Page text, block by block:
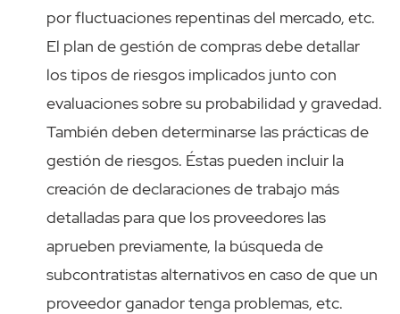
por fluctuaciones repentinas del mercado, etc.
El plan de gestión de compras debe detallar
los tipos de riesgos implicados junto con
evaluaciones sobre su probabilidad y gravedad.
También deben determinarse las prácticas de
gestión de riesgos. Éstas pueden incluir la
creación de declaraciones de trabajo más
detalladas para que los proveedores las
aprueben previamente, la búsqueda de
subcontratistas alternativos en caso de que un
proveedor ganador tenga problemas, etc.